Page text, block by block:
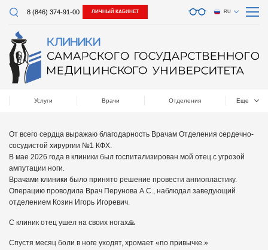
8 (846) 374-91-00 ЛИЧНЫЙ КАБИНЕТ RU
Услуги Врачи Отделения Еще
От всего сердца выражаю благодарность Врачам Отделения сердечно-
сосудистой хирургии №1 КФХ.
В мае 2026 года в клиники был госпитализирован мой отец с угрозой
ампутации ноги.
Врачами клиники было принято решение провести ангиопластику.
Операцию проводила Врач Перунова А.С., наблюдал заведующий
отделением Козин Игорь Игоревич.
С клиник отец ушел на своих ногах🙏
Спустя месяц боли в ноге уходят, хромает «по привычке.»